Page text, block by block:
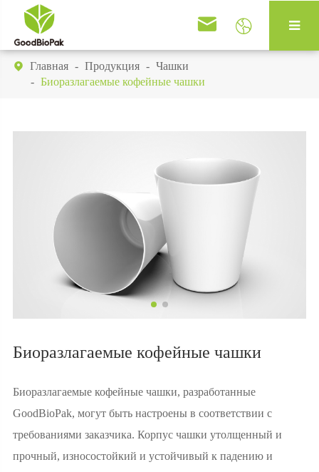
 
 Главная Продукция
Чашки
Биоразлагаемые кофейные чашки
Биоразлагаемые кофейные чашки
Биоразлагаемые кофейные чашки, разработанные
GoodBioPak, могут быть настроены в соответствии с
требованиями заказчика. Корпус чашки утолщенный и
прочный, износостойкий и устойчивый к падению и